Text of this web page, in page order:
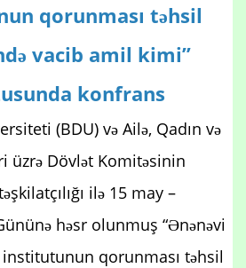
qorunması təhsil
vacib amil kimi”
konfrans
(BDU) və Ailə, Qadın və
üzrə Dövlət Komitəsinin
ilə 15 may –
həsr olunmuş “Ənənəvi
institutunun qorunması təhsil